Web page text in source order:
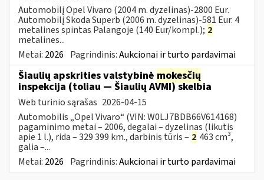
Automobilį Opel Vivaro (2004 m. dyzelinas)-2800 Eur.
Automobilį Skoda Superb (2006 m. dyzelinas)-581 Eur. 4
metalines spintas Palangoje (140 Eur/kompl.); 2
metalines...
Metai: 2026 Pagrindinis:Aukcionai ir turto pardavimai
Šiaulių apskrities valstybinė mokesčių
inspekcija (toliau — Šiaulių AVMI) skelbia
Web turinio sąrašas 2026-04-15
Automobilis „Opel Vivaro“ (VIN: W0LJ7BDB66V614168)
pagaminimo metai – 2006, degalai – dyzelinas (likutis
apie 1 l.), rida – 329 399 km., darbinis tūris – 2 463 cm³,
galia –...
Metai: 2026 Pagrindinis:Aukcionai ir turto pardavimai